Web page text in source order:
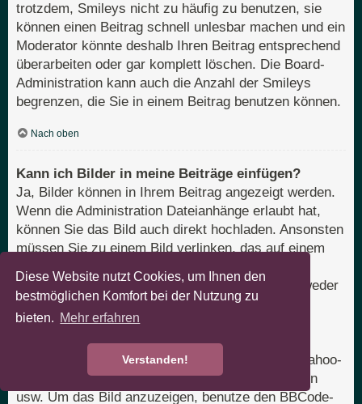
Diese Website nutzt Cookies, um Ihnen den
bestmöglichen Komfort bei der Nutzung zu
bieten. Mehr erfahren
Verstanden!
trotzdem, Smileys nicht zu häufig zu benutzen, sie
können einen Beitrag schnell unlesbar machen und ein
Moderator könnte deshalb Ihren Beitrag entsprechend
überarbeiten oder gar komplett löschen. Die Board-
Administration kann auch die Anzahl der Smileys
begrenzen, die Sie in einem Beitrag benutzen können.
Nach oben
Kann ich Bilder in meine Beiträge einfügen?
Ja, Bilder können in Ihrem Beitrag angezeigt werden.
Wenn die Administration Dateianhänge erlaubt hat,
können Sie das Bild auch direkt hochladen. Ansonsten
müssen Sie zu einem Bild verlinken, das auf einem
http://www.domain.tld/mein-bild.gif. Sie können weder
Bilder verlinken, die sich auf Ihrem eigenen PC
befinden (außer es ist ein öffentlich zugänglicher
Server), noch zu Bildern, die nur nach einer
Anmeldung verfügbar sind, z. B. Hotmail- oder Yahoo-
Mailboxen, mit einem Passwort geschützte Seiten
usw. Um das Bild anzuzeigen, benutze den BBCode-